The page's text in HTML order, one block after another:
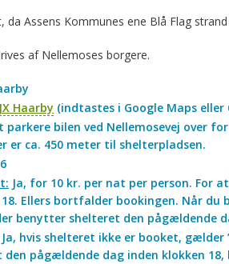
Assens Kommunes ene Blå Flag
af Nellemoses borgere.
Haarby (indtastes i Google Maps eller
parkere bilen ved Nellemosevej over
er ca. 450 meter til shelterpladsen.
6
Ja, for 10 kr. per nat per person. For
Ellers bortfalder bookingen. Når
benytter shelteret den pågældende
Ja, hvis shelteret ikke er booket,
pågældende dag inden klokken